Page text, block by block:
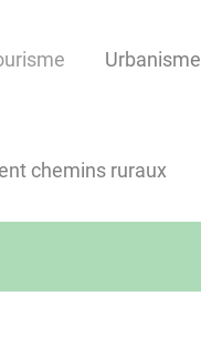
Urbanisme
chemins ruraux